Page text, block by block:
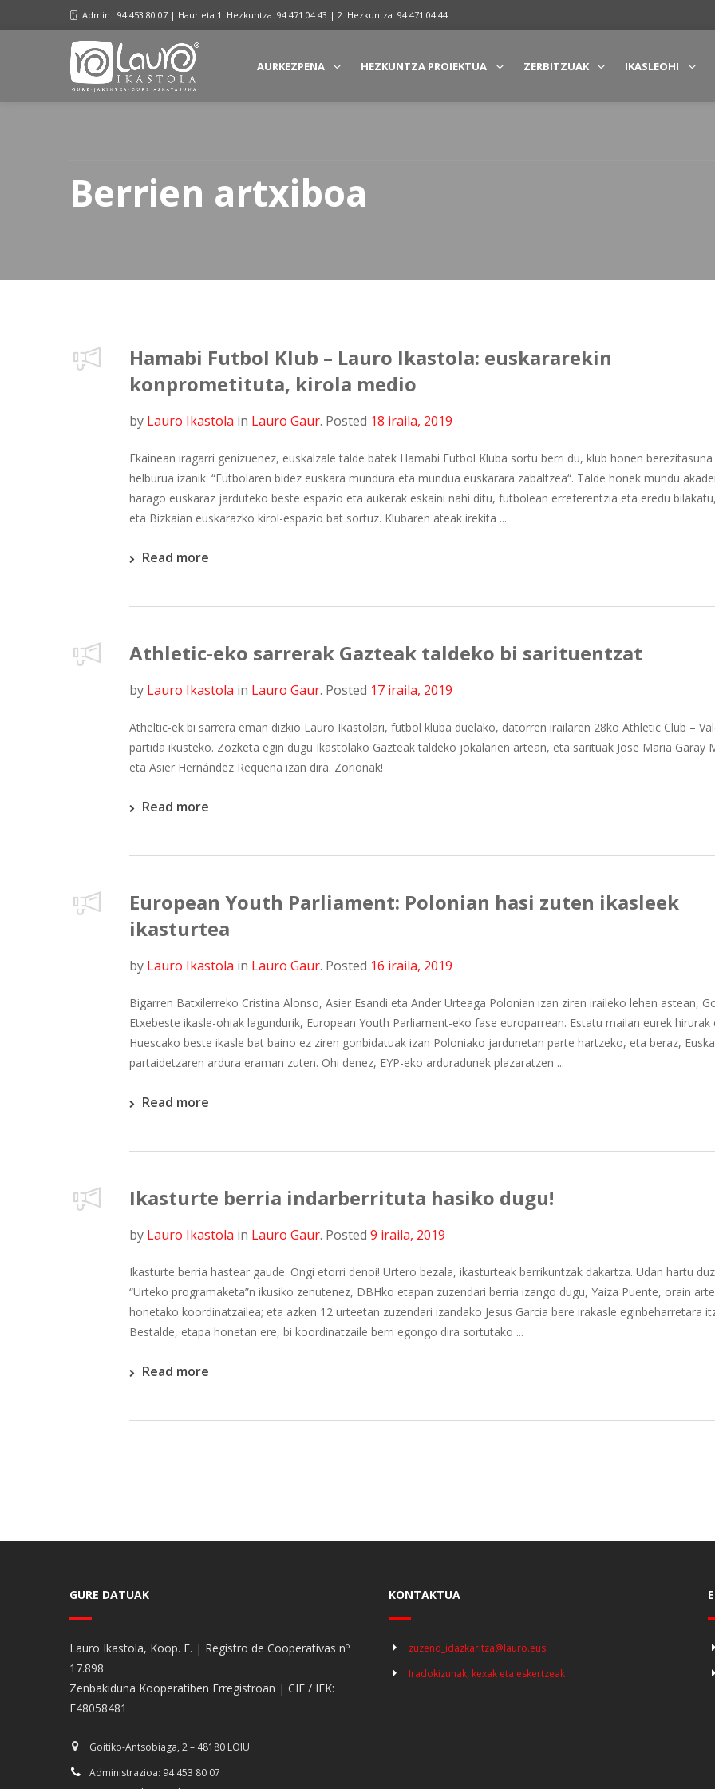
Admin.: 94 453 80 07 | Haur eta 1. Hezkuntza: 94 471 04 43 | 2. Hezkuntza: 94 471 04 44
AURKEZPENA HEZKUNTZA PROIEKTUA ZERBITZUAK IKASLEOHI
Berrien artxiboa
Hamabi Futbol Klub – Lauro Ikastola: euskararekin
konprometituta, kirola medio
by Lauro Ikastola in Lauro Gaur. Posted 18 iraila, 2019
Ekainean iragarri genizuenez, euskalzale talde batek Hamabi Futbol Kluba sortu berri du, klub honen berezitasuna
helburua izanik: “Futbolaren bidez euskara mundura eta mundua euskarara zabaltzea“. Talde honek mundu
harago euskaraz jarduteko beste espazio eta aukerak eskaini nahi ditu, futbolean erreferentzia eta eredu
eta Bizkaian euskarazko kirol-espazio bat sortuz. Klubaren ateak irekita ...
Read more
Athletic-eko sarrerak Gazteak taldeko bi sarituentzat
by Lauro Ikastola in Lauro Gaur. Posted 17 iraila, 2019
Atheltic-ek bi sarrera eman dizkio Lauro Ikastolari, futbol kluba duelako, datorren irailaren 28ko Athletic Club –
partida ikusteko. Zozketa egin dugu Ikastolako Gazteak taldeko jokalarien artean, eta sarituak Jose Maria Garay
eta Asier Hernández Requena izan dira. Zorionak!
Read more
European Youth Parliament: Polonian hasi zuten ikasleek
ikasturtea
by Lauro Ikastola in Lauro Gaur. Posted 16 iraila, 2019
Bigarren Batxilerreko Cristina Alonso, Asier Esandi eta Ander Urteaga Polonian izan ziren iraileko lehen astean,
Etxebeste ikasle-ohiak lagundurik, European Youth Parliament-eko fase europarrean. Estatu mailan eurek hirurak
Huescako beste ikasle bat baino ez ziren gonbidatuak izan Poloniako jardunetan parte hartzeko, eta beraz,
partaidetzaren ardura eraman zuten. Ohi denez, EYP-eko arduradunek plazaratzen ...
Read more
Ikasturte berria indarberrituta hasiko dugu!
by Lauro Ikastola in Lauro Gaur. Posted 9 iraila, 2019
Ikasturte berria hastear gaude. Ongi etorri denoi! Urtero bezala, ikasturteak berrikuntzak dakartza. Udan hartu
“Urteko programaketa”n ikusiko zenutenez, DBHko etapan zuzendari berria izango dugu, Yaiza Puente, orain
honetako koordinatzailea; eta azken 12 urteetan zuzendari izandako Jesus Garcia bere irakasle eginbeharretara
Bestalde, etapa honetan ere, bi koordinatzaile berri egongo dira sortutako ...
Read more
GURE DATUAK
Lauro Ikastola, Koop. E. | Registro de Cooperativas nº
17.898
Zenbakiduna Kooperatiben Erregistroan | CIF / IFK:
F48058481
Goitiko-Antsobiaga, 2 – 48180 LOIU
Administrazioa: 94 453 80 07
KONTAKTUA
zuzend_idazkaritza@lauro.eus
Iradokizunak, kexak eta eskertzeak